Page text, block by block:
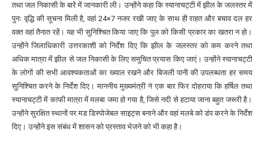
तथा जल निकासी के बारे में जानकारी ली। उन्होंने कहा कि स्यानाचट्टी में झील के जलस्तर में
पुनः वृद्धि की सूचना मिली है, वहां 24×7 नजर रखी जाए के साथ ही राहत और बचाव दल हर
वक्त वहां तैनात रहें। यह भी सुनिश्चित किया जाए कि पुल को किसी प्रकार का खतरा न हो।
उन्होंने जिलाधिकारी उत्तरकाशी को निर्देश दिए कि झील के जलस्तर को कम करने तथा
अधिक मात्रा में झील से जल निकासी के लिए समुचित प्रयास किए जाएं। उन्होंने स्यानाचट्टी
के लोगों की सभी आवश्यकताओं का ख्याल रखने और बिजली पानी की उपलब्धता हर समय
सुनिश्चित करने के निर्देश दिए। माननीय मुख्यमंत्री ने एक बार फिर दोहराया कि हर्षिल तथा
स्यानाचट्टी में काफी मात्रा में मलबा जमा हो गया है, जिसे नदी से हटाया जाना बहुत जरूरी है।
उन्होंने सुरक्षित स्थानों पर मड डिस्पोजेबल साइट्स बनाने और वहां मलबे को डंप करने के निर्देश
दिए। उन्होंने इस संबंध में शासन को प्रस्ताव भेजने को भी कहा है।